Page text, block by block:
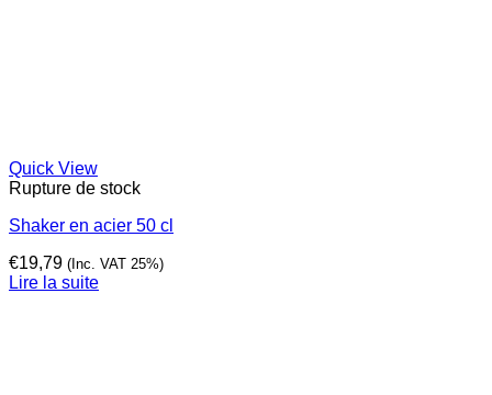
Quick View
Rupture de stock
Shaker en acier 50 cl
€19,79 (Inc. VAT 25%)
Lire la suite